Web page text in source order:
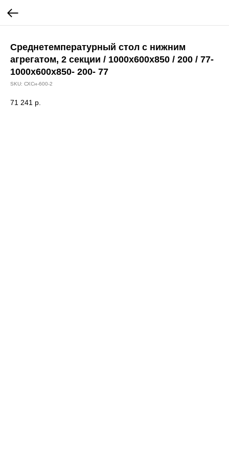
Среднетемпературный стол с нижним
агрегатом, 2 секции / 1000х600х850 / 200 / 77-
1000х600х850- 200- 77
SKU: СХСн-600-2
71 241 р.